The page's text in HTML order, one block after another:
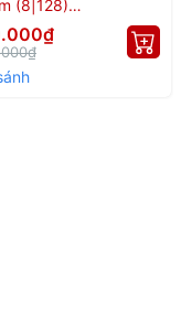
(8|128)
8 Gen 2